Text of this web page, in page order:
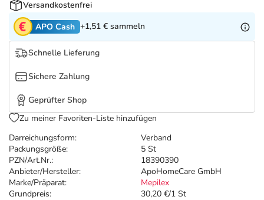
Tierapotheke
Vitamine & Mineralstoffe
Marken
Salus Deals
Darreichungsform:
Verband
Packungsgröße:
5 St
PZN/Art.Nr.:
18390390
Anbieter/Hersteller:
ApoHomeCare GmbH
Marke/Präparat:
Mepilex
Grundpreis:
30,20 €/1 St
Versandkostenfrei
APO Cash +1,51 € sammeln
Schnelle Lieferung
Sichere Zahlung
Geprüfter Shop
Zu meiner Favoriten-Liste hinzufügen